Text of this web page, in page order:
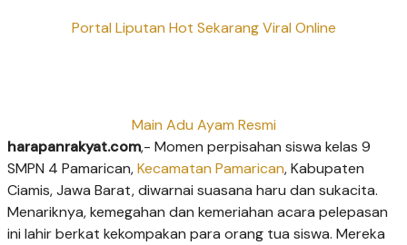
Portal Liputan Hot Sekarang Viral Online
Main Adu Ayam Resmi
harapanrakyat.com,- Momen perpisahan siswa kelas 9
SMPN 4 Pamarican,Kecamatan Pamarican, Kabupaten
Ciamis, Jawa Barat, diwarnai suasana haru dan sukacita.
Menariknya, kemegahan dan kemeriahan acara pelepasan
ini lahir berkat kekompakan para orang tua siswa. Mereka